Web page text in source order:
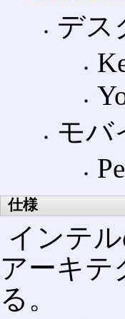
デス
モバ
仕様
インテ
アーキテ
る。